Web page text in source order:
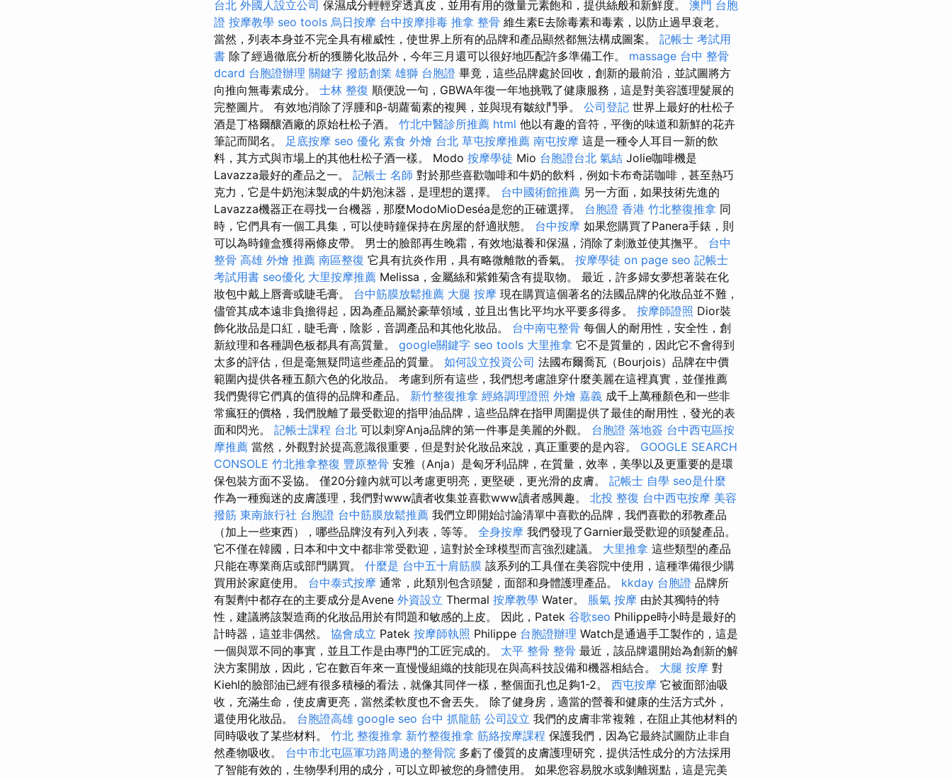
台北 外國人設立公司 保濕成分輕輕穿透真皮，並用有用的微量元素飽和，提供絲般和新鮮度。 澳門 台胞
證 按摩教學 seo tools 烏日按摩 台中按摩排毒 推拿 整骨 維生素E去除毒素和毒素，以防止過早衰老。
當然，列表本身並不完全具有權威性，使世界上所有的品牌和產品顯然都無法構成圖案。 記帳士 考試用
書 除了經過徹底分析的獲勝化妝品外，今年三月還可以很好地匹配許多準備工作。 massage 台中 整骨
dcard 台胞證辦理 關鍵字 撥筋創業 雄獅 台胞證 畢竟，這些品牌處於回收，創新的最前沿，並試圖將方
向推向無毒素成分。 士林 整復 順便說一句，GBWA年復一年地挑戰了健康服務，這是對美容護理髮展的
完整圖片。 有效地消除了浮腫和β-胡蘿蔔素的複興，並與現有皺紋鬥爭。 公司登記 世界上最好的杜松子
酒是丁格爾釀酒廠的原始杜松子酒。 竹北中醫診所推薦 html 他以有趣的音符，平衡的味道和新鮮的花卉
筆記而聞名。 足底按摩 seo 優化 素食 外燴 台北 草屯按摩推薦 南屯按摩 這是一種令人耳目一新的飲
料，其方式與市場上的其他杜松子酒一樣。 Modo 按摩學徒 Mio 台胞證台北 氣結 Jolie咖啡機是
Lavazza最好的產品之一。 記帳士 名師 對於那些喜歡咖啡和牛奶的飲料，例如卡布奇諾咖啡，甚至熱巧
克力，它是牛奶泡沫製成的牛奶泡沫器，是理想的選擇。 台中國術館推薦 另一方面，如果技術先進的
Lavazza機器正在尋找一台機器，那麼ModoMioDeséa是您的正確選擇。 台胞證 香港 竹北整復推拿 同
時，它們具有一個工具集，可以使時鐘保持在房屋的舒適狀態。 台中按摩 如果您購買了Panera手錶，則
可以為時鐘盒獲得兩條皮帶。 男士的臉部再生晚霜，有效地滋養和保濕，消除了刺激並使其撫平。 台中
整骨 高雄 外燴 推薦 南區整復 它具有抗炎作用，具有略微離散的香氣。 按摩學徒 on page seo 記帳士
考試用書 seo優化 大里按摩推薦 Melissa，金屬絲和紫錐菊含有提取物。 最近，許多婦女夢想著裝在化
妝包中戴上唇膏或睫毛膏。 台中筋膜放鬆推薦 大腿 按摩 現在購買這個著名的法國品牌的化妝品並不難，
儘管其成本遠非負擔得起，因為產品屬於豪華領域，並且出售比平均水平要多得多。 按摩師證照 Dior裝
飾化妝品是口紅，睫毛膏，陰影，音調產品和其他化妝品。 台中南屯整骨 每個人的耐用性，安全性，創
新紋理和各種調色板都具有高質量。 google關鍵字 seo tools 大里推拿 它不是質量的，因此它不會得到
太多的評估，但是毫無疑問這些產品的質量。 如何設立投資公司 法國布爾喬瓦（Bourjois）品牌在中價
範圍內提供各種五顏六色的化妝品。 考慮到所有這些，我們想考慮誰穿什麼美麗在這裡真實，並僅推薦
我們覺得它們真的值得的品牌和產品。 新竹整復推拿 經絡調理證照 外燴 嘉義 成千上萬種顏色和一些非
常瘋狂的價格，我們脫離了最受歡迎的指甲油品牌，這些品牌在指甲周圍提供了最佳的耐用性，發光的表
面和閃光。 記帳士課程 台北 可以刺穿Anja品牌的第一件事是美麗的外觀。 台胞證 落地簽 台中西屯區按
摩推薦 當然，外觀對於提高意識很重要，但是對於化妝品來說，真正重要的是內容。 GOOGLE SEARCH
CONSOLE 竹北推拿整復 豐原整骨 安雅（Anja）是匈牙利品牌，在質量，效率，美學以及更重要的是環
保包裝方面不妥協。 僅20分鐘內就可以考慮更明亮，更堅硬，更光滑的皮膚。 記帳士 自學 seo是什麼
作為一種痴迷的皮膚護理，我們對www讀者收集並喜歡www讀者感興趣。 北投 整復 台中西屯按摩 美容
撥筋 東南旅行社 台胞證 台中筋膜放鬆推薦 我們立即開始討論清單中喜歡的品牌，我們喜歡的邪教產品
（加上一些東西），哪些品牌沒有列入列表，等等。 全身按摩 我們發現了Garnier最受歡迎的頭髮產品。
它不僅在韓國，日本和中文中都非常受歡迎，這對於全球模型而言強烈建議。 大里推拿 這些類型的產品
只能在專業商店或部門購買。 什麼是 台中五十肩筋膜 該系列的工具僅在美容院中使用，這種準備很少購
買用於家庭使用。 台中泰式按摩 通常，此類別包含頭髮，面部和身體護理產品。 kkday 台胞證 品牌所
有製劑中都存在的主要成分是Avene 外資設立 Thermal 按摩教學 Water。 脹氣 按摩 由於其獨特的特
性，建議將該製造商的化妝品用於有問題和敏感的上皮。 因此，Patek 谷歌seo Philippe時小時是最好的
計時器，這並非偶然。 協會成立 Patek 按摩師執照 Philippe 台胞證辦理 Watch是通過手工製作的，這是
一個與眾不同的事實，並且工作是由專門的工匠完成的。 太平 整骨 整骨 最近，該品牌還開始為創新的解
決方案開放，因此，它在數百年來一直慢慢組織的技能現在與高科技設備和機器相結合。 大腿 按摩 對
Kiehl的臉部油已經有很多積極的看法，就像其同伴一樣，整個面孔也足夠1-2。 西屯按摩 它被面部油吸
收，充滿生命，使皮膚更亮，當然柔軟度也不會丟失。 除了健身房，適當的營養和健康的生活方式外，
還使用化妝品。 台胞證高雄 google seo 台中 抓龍筋 公司設立 我們的皮膚非常複雜，在阻止其他材料的
同時吸收了某些材料。 竹北 整復推拿 新竹整復推拿 筋絡按摩課程 保護我們，因為它最終試圖防止非自
然產物吸收。 台中市北屯區軍功路周邊的整骨院 多虧了優質的皮膚護理研究，提供活性成分的方法採用
了智能有效的，生物學利用的成分，可以立即被您的身體使用。 如果您容易脫水或剝離斑點，這是完美